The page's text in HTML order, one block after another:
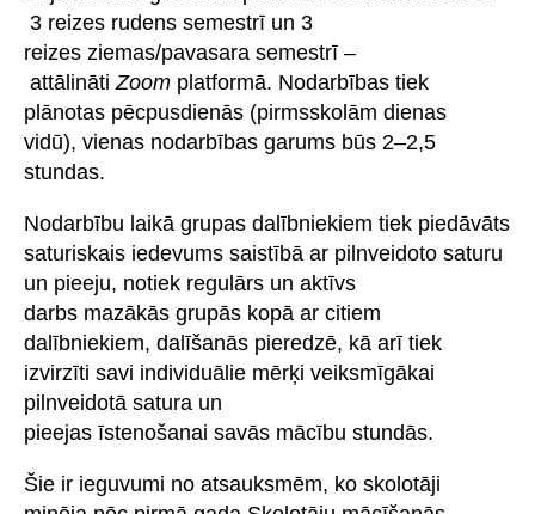
3 reizes rudens semestrī un 3
reizes ziemas/pavasara semestrī –
attālinātiZoom platformā. Nodarbības tiek
plānotas pēcpusdienās (pirmsskolām dienas
vidū), vienas nodarbības garums būs 2–2,5
stundas.
Nodarbību laikā grupas dalībniekiem tiek piedāvāts
saturiskais iedevums saistībā ar pilnveidoto saturu
un pieeju, notiek regulārs un aktīvs
darbs mazākās grupās kopā ar citiem
dalībniekiem, dalīšanās pieredzē, kā arī tiek
izvirzīti savi individuālie mērķi veiksmīgākai
pilnveidotā satura un
pieejas īstenošanai savās mācību stundās.
Šie ir ieguvumi no atsauksmēm, ko skolotāji